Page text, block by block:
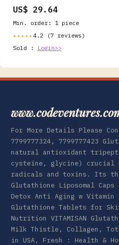
US$ 29.64
Min. order: 1 piece
★★★★★ 4.2 (7 reviews)
Sold :
Login>>
For More Details Please
7799777324, 7799777423
natural antioxidant
cysteine, glycine)
radicals and toxins. Its
Glutathione Liposomal Caps
Detox Anti Aging w Vitamin
Glutathione Tablets for
Nutrition VITAMISAN
Milk Thistle, Collagen,
in USA, Fresh : Health &